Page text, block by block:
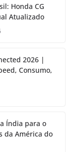
Honda CG
Atualizado
2026 |
Consumo,
Índia para o
da América do